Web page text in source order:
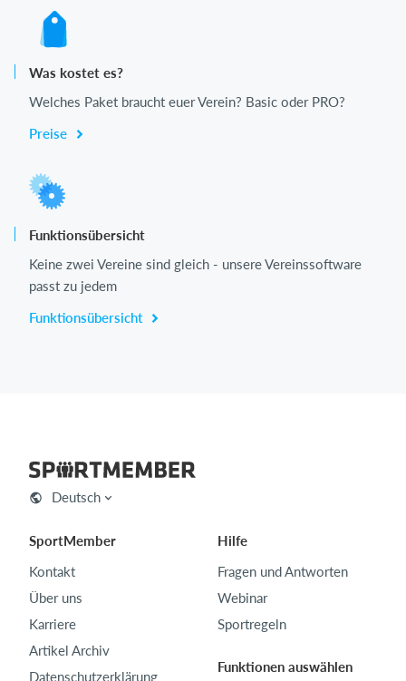
Was kostet es?
Welches Paket braucht euer Verein? Basic oder PRO?
Preise
Funktionsübersicht
Keine zwei Vereine sind gleich - unsere Vereinssoftware
passt zu jedem
Funktionsübersicht
Deutsch
SportMember
Kontakt
Über uns
Karriere
Artikel Archiv
Datenschutzerklärung
Hilfe
Fragen und Antworten
Webinar
Sportregeln
Funktionen auswählen